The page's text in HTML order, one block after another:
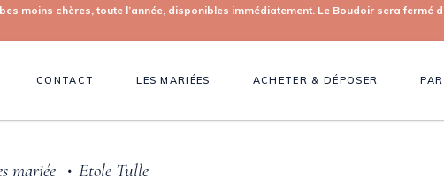
moins chères, toute l’année, disponibles immédiatement. Le Boudoir sera fermé
CONTACT LES MARIÉES ACHETER & DÉPOSER
mariée • Etole Tulle